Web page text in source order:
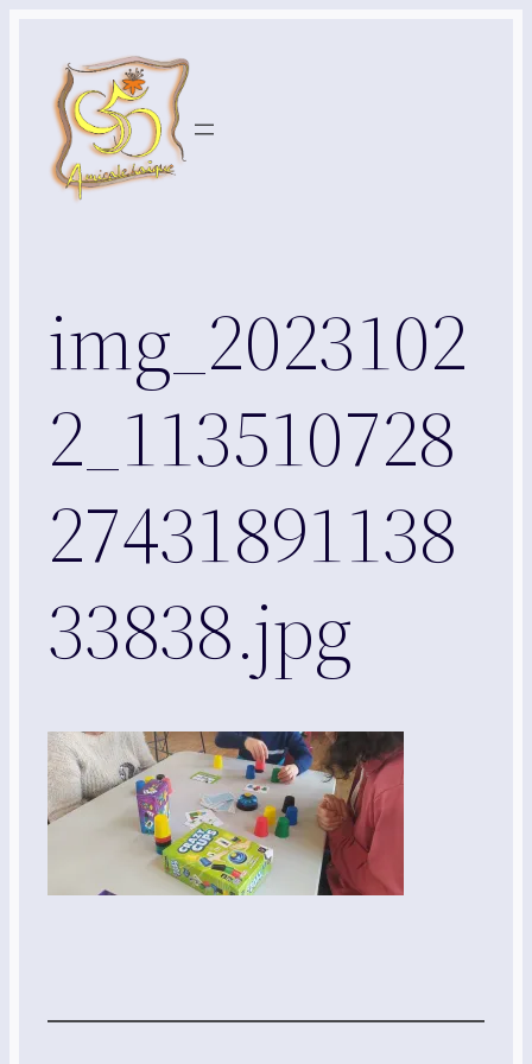
contenu
img_2023102
2_113510728
27431891138
33838.jpg